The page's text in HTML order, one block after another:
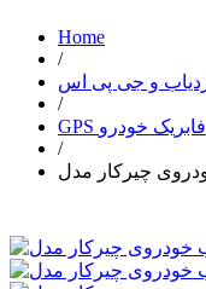
Home
/
/
GPS فابریک خودرو
/